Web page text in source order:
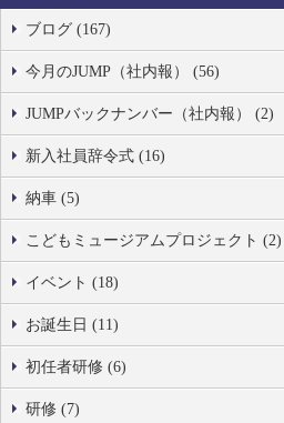
ブログ (167)
今月のJUMP（社内報） (56)
JUMPバックナンバー（社内報） (2)
新入社員辞令式 (16)
納車 (5)
こどもミュージアムプロジェクト (2)
イベント (18)
お誕生日 (11)
初任者研修 (6)
研修 (7)